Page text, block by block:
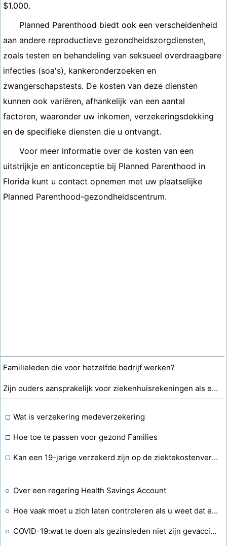
$1.000.
Planned Parenthood biedt ook een verscheidenheid
aan andere reproductieve gezondheidszorgdiensten,
zoals testen en behandeling van seksueel overdraagbare
infecties (soa's), kankeronderzoeken en
zwangerschapstests. De kosten van deze diensten
kunnen ook variëren, afhankelijk van een aantal
factoren, waaronder uw inkomen, verzekeringsdekking
en de specifieke diensten die u ontvangt.
Voor meer informatie over de kosten van een
uitstrijkje en anticonceptie bij Planned Parenthood in
Florida kunt u contact opnemen met uw plaatselijke
Planned Parenthood-gezondheidscentrum.
Familieleden die voor hetzelfde bedrijf werken?
Zijn ouders aansprakelijk voor ziekenhuisrekeningen als een volwassen kind toegang heeft en betaalt?
Wat is verzekering medeverzekering
Hoe toe te passen voor gezond Families
Kan een 19-jarige verzekerd zijn op de ziektekostenverzekering van de ouders?
Over een regering Health Savings Account
Hoe vaak moet u zich laten controleren als u weet dat een bepaalde ziekte in uw familie voorkomt?
COVID-19:wat te doen als gezinsleden niet zijn gevaccineerd